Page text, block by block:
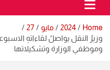
Home
2024 مايو
27
وزيرُ النقل يواصلُ لقاءاتهِ
وموظفي الوزارة وتشكيلاتها